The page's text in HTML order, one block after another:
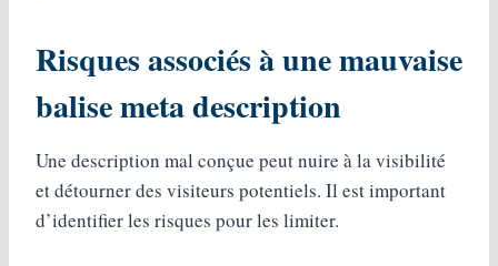
Risques associés à une mauvaise
balise meta description
Une description mal conçue peut nuire à la visibilité
et détourner des visiteurs potentiels. Il est important
d’identifier les risques pour les limiter.